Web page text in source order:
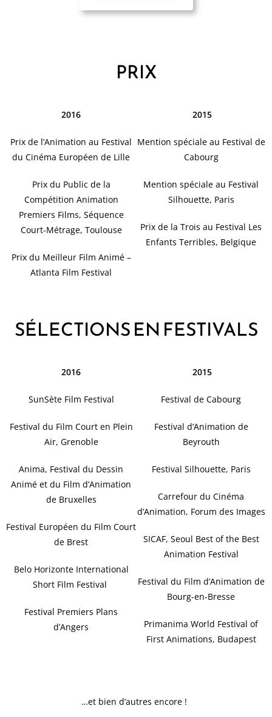
PRIX
2016
Prix de l’Animation au Festival
du Cinéma Européen de Lille
Prix du Public de la
Compétition Animation
Premiers Films, Séquence
Court-Métrage, Toulouse
Prix du Meilleur Film Animé –
Atlanta Film Festival
2015
Mention spéciale au Festival de
Cabourg
Mention spéciale au Festival
Silhouette, Paris
Prix de la Trois au Festival Les
Enfants Terribles, Belgique
SÉLECTIONS EN FESTIVALS
2016
SunSète Film Festival
Festival du Film Court en Plein
Air, Grenoble
Anima, Festival du Dessin
Animé et du Film d’Animation
de Bruxelles
Festival Européen du Film Court
de Brest
Belo Horizonte International
Short Film Festival
Festival Premiers Plans
d’Angers
2015
Festival de Cabourg
Festival d’Animation de
Beyrouth
Festival Silhouette, Paris
Carrefour du Cinéma
d’Animation, Forum des Images
SICAF, Seoul Best of the Best
Animation Festival
Festival du Film d’Animation de
Bourg-en-Bresse
Primanima World Festival of
First Animations, Budapest
…et bien d’autres encore !